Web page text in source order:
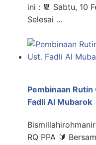
ini : 📆 Sabtu, 10
Selesai …
Pembinaan Rutin
Fadli Al Mubarok
RQ PPA 🔰